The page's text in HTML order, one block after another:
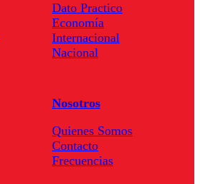
Dato Practico
Economía
Internacional
Nacional
Nosotros
Quienes Somos
Contacto
Frecuencias